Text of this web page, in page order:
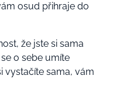
osud přihraje do
že jste si sama
o sebe umíte
vystačíte sama, vám